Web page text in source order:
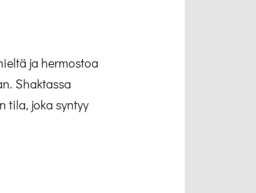
ja hermostoa
Shaktassa
tila, joka syntyy